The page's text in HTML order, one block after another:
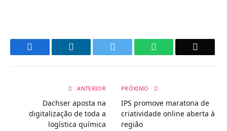
WhatsApp
ANTERIOR
Dachser aposta na
digitalização de toda a
logística química
PRÓXIMO
IPS promove maratona de
criatividade online aberta à
região